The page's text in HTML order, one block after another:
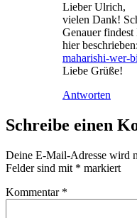
Lieber Ulrich,
vielen Dank!
Genauer
hier beschrieben:
maharishi-wer-
Liebe Grüße!
Antworten
Schreibe einen
Deine E-Mail-Adresse wird
Felder sind mit * markiert
Kommentar *